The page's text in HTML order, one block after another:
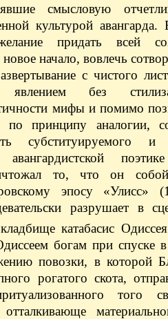
смысловую
культурой
придать всей
новое начало, вовлечь
с чистого
без
мифы и помимо
по принципу аналогии,
субституируемого и
поэтике
то, что он
эпосу «Улисс»
разрушает в
катабасис
богам при спуске
повозки, в которой
рогатого скота,
того
отталкивающе